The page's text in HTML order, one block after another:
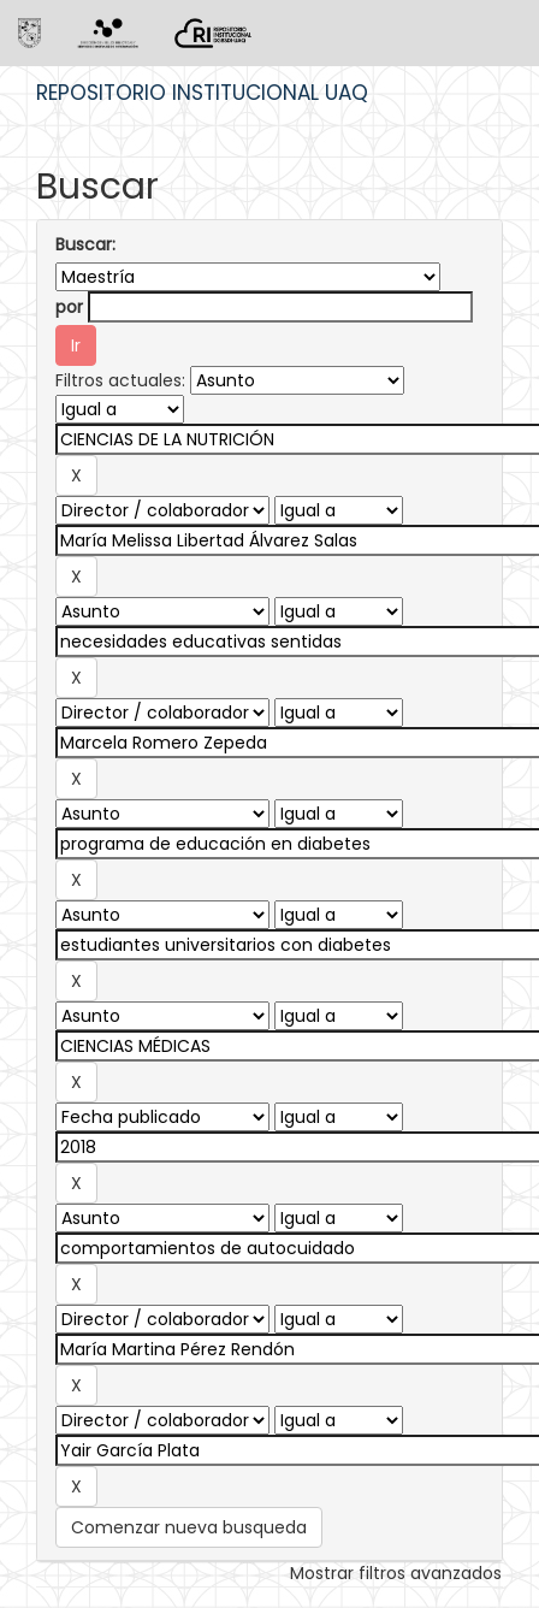
REPOSITORIO INSTITUCIONAL UAQ
Buscar
Buscar:
por
Filtros actuales:
Comenzar nueva busqueda
Mostrar filtros avanzados